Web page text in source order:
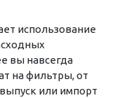
использование
вы навсегда
на фильтры, от
или импорт